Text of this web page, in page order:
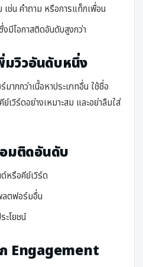
เช่น คำถาม หรือการแท็กเพื่อน
งมีโอกาสติดอันดับสูงกว่า
มวิวอันดับหนึ่ง
ากกว่าเนื้อหาประเภทอื่น ใช้ชื่อ
เวิร์ดอย่างเหมาะสม และอย่าลืมใส่
มติดอันดับ
หรือคีย์เวิร์ด
ลตฟอร์มอื่น
ะโยชน์
Engagement